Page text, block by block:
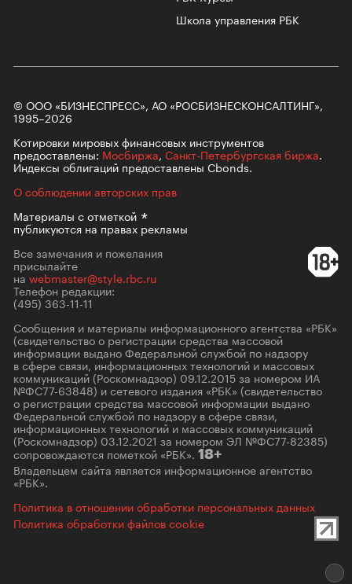
Школа управления РБК
© ООО «БИЗНЕСПРЕСС», АО «РОСБИЗНЕСКОНСАЛТИНГ»,
1995–2026
Котировки мировых финансовых инструментов
предоставлены: Мосбиржа, Санкт-Петербургская биржа.
Индексы облигаций предоставлены Cbonds.
О соблюдении авторских прав
Материалы сотметкой
публикуются на правах рекламы
Все замечания и пожелания
присылайте
на webmaster@style.rbc.ru
Телефон редакции:
(495) 363-11-11
Сообщения и материалы информационного агентства «РБК»
(свидетельство о регистрации средства массовой
информации выдано Федеральной службой по надзору
в сфере связи, информационных технологий и массовых
коммуникаций (Роскомнадзор) 09.12.2015 за номером ИА
№ФС77-63848) и сетевого издания «РБК» (свидетельство
о регистрации средства массовой информации выдано
Федеральной службой по надзору в сфере связи,
информационных технологий и массовых коммуникаций
(Роскомнадзор) 03.12.2021 за номером ЭЛ №ФС77-82385)
сопровождаются пометкой «РБК». 18+
Владельцем сайта является информационное агентство
«РБК».
Политика в отношении обработки персональных данных
Политика обработки файлов cookie